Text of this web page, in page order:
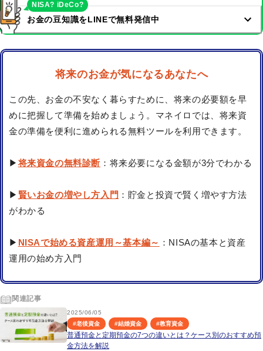
お金の豆知識をLINEで無料発信中
NISA? iDeCo?
将来のお金が気になるあなたへ
この先、お金の不安なく暮らすために、将来の必要額を早
めに把握して準備を始めましょう。マネイロでは、将来資
金の準備を便利に進められる無料ツールを利用できます。
▶将来資金の無料診断 ：将来必要になる金額が3分でわかる
▶ 賢いお金の増やし方入門 ：貯金と投資で賢く増やす方法
がわかる
▶ NISAで始める資産運用～基本編～ ：NISAの基本と資産
運用の始め方入門
関連記事
2025/06/05
#老後資金 #結婚資金 #教育資金
普通預金と定期預金の7つの違いとは？ケース別のおすすめ預
金方法を解説